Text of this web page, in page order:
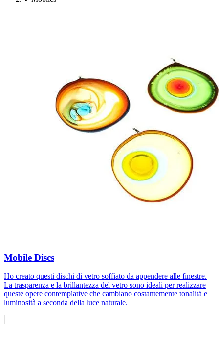
Mobile Discs
Ho creato questi dischi di vetro soffiato da appendere alle finestre.
La trasparenza e la brillantezza del vetro sono ideali per realizzare
queste opere contemplative che cambiano costantemente tonalità e
luminosità a seconda della luce naturale.